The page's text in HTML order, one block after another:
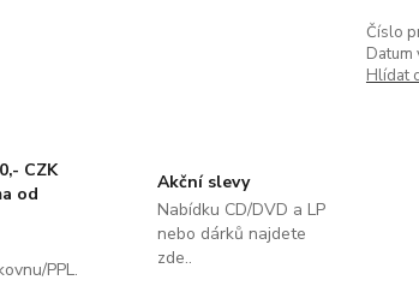
Číslo
Datum
Hlídat
CZK
od
PPL.
Akční slevy
Nabídku CD/DVD a LP
nebo dárků najdete
zde..